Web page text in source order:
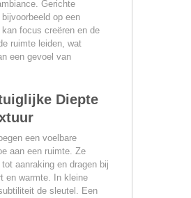
Gerichte
op een
kan focus creëren en de
ruimte leiden, wat
een gevoel van
Diepte
een voelbare
aan een ruimte. Ze
aanraking en dragen bij
en warmte. In kleine
de sleutel. Een